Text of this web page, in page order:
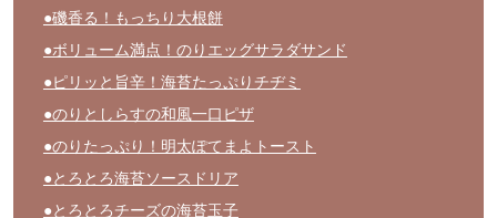
●磯香る！もっちり大根餅
●ボリューム満点！のりエッグサラダサンド
●ピリッと旨辛！海苔たっぷりチヂミ
●のりとしらすの和風一口ピザ
●のりたっぷり！明太ぽてまよトースト
●とろとろ海苔ソースドリア
●とろとろチーズの海苔玉子